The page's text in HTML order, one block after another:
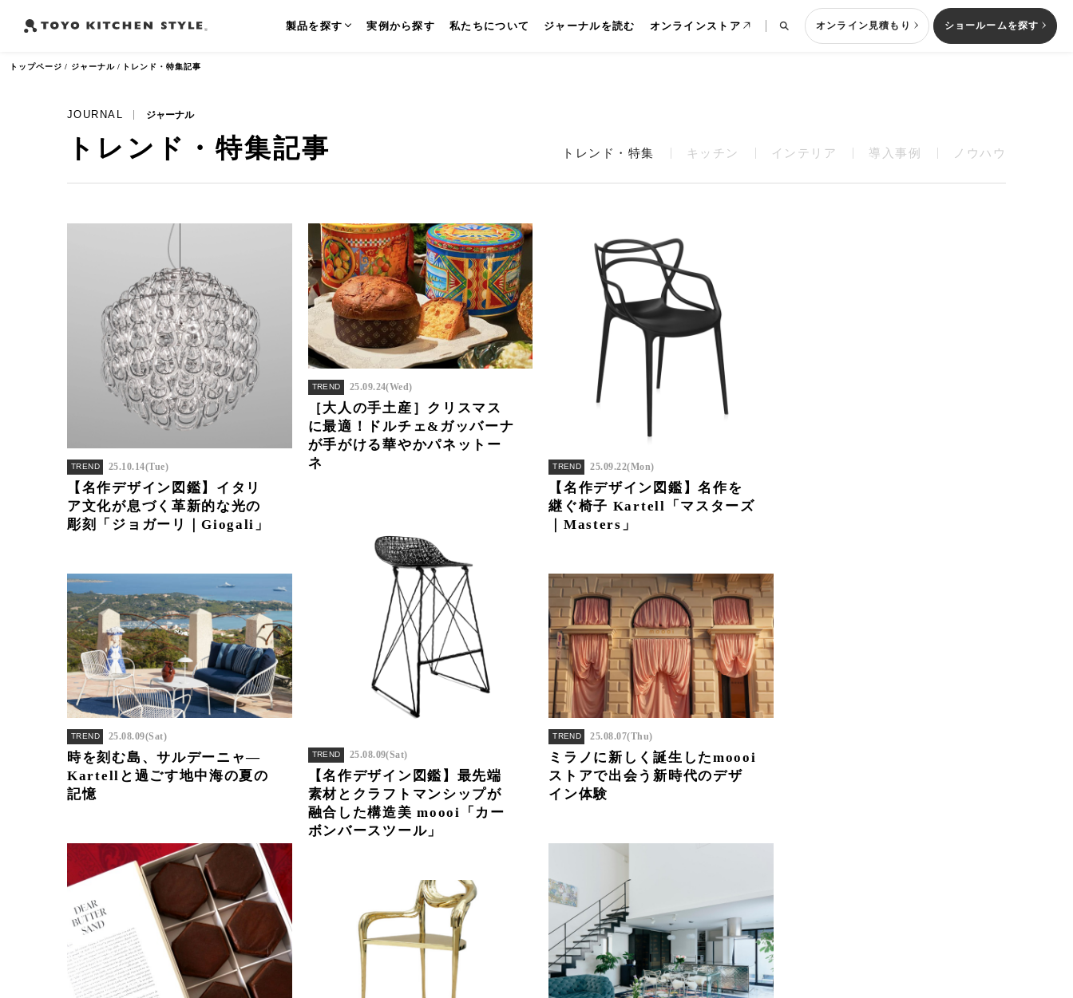
よく検索されるワード
製品を探す 実例から探す 私たちについて ジャーナルを読む オンラインストア オンライン見積もり ショールームを探す
トップページ ジャーナル トレンド・特集記事
JOURNAL ジャーナル
トレンド・特集記事 トレンド・特集 キッチン インテリア 導入事例 ノウハウ
TREND 25.10.14(Tue)
【名作デザイン図鑑】イタリ
ア文化が息づく革新的な光の
彫刻「ジョガーリ｜Giogali」
TREND 25.09.24(Wed)
［大人の手土産］クリスマス
に最適！ドルチェ&ガッバーナ
が手がける華やかパネットー
ネ
TREND 25.09.22(Mon)
【名作デザイン図鑑】名作を
継ぐ椅子 Kartell「マスターズ
｜Masters」
TREND 25.08.09(Sat)
時を刻む島、サルデーニャ—
Kartellと過ごす地中海の夏の
記憶
TREND 25.08.09(Sat)
【名作デザイン図鑑】最先端
素材とクラフトマンシップが
融合した構造美 moooi「カー
ボンバースツール」
TREND 25.08.07(Thu)
ミラノに新しく誕生したmoooi
ストアで出会う新時代のデザ
イン体験